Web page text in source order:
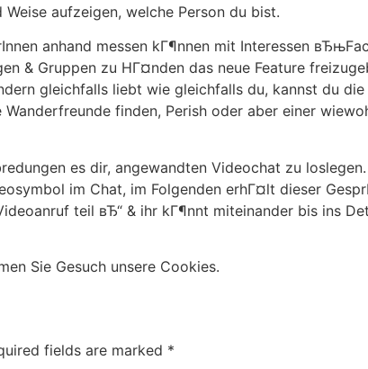
aufzeigen, welche Person du bist.
anhand messen kГ¶nnen mit Interessen
& Gruppen zu HГ¤nden das neue Feature
gleichfalls liebt wie gleichfalls du, kannst du
finden, Perish oder aber einer
es dir, angewandten Videochat zu loslegen.
im Chat, im Folgenden erhГ¤lt dieser
teil вЂ“ & ihr kГ¶nnt miteinander bis ins
Sie Gesuch unsere Cookies.
fields are marked *